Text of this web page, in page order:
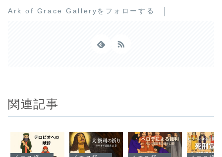
Ark of Grace Galleryをフォローする
関連記事